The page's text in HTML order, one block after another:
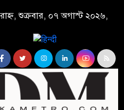
শুক্রবার, ০৭ অগাস্ট ২০২৬,